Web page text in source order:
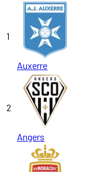
1
Auxerre
2
Angers